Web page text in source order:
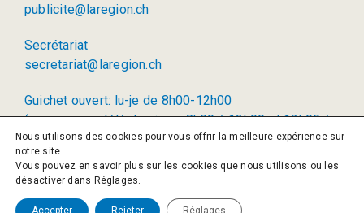
publicite@laregion.ch
Secrétariat
secretariat@laregion.ch
Guichet ouvert: lu-je de 8h00-12h00
(permanence téléphonique: 8h00 à 12h00 et 13h00 à
17h00)
© 2026 La Région SA
Nous utilisons des cookies pour vous offrir la meilleure expérience sur
notre site.
Vous pouvez en savoir plus sur les cookies que nous utilisons ou les
désactiver dans Réglages.
Accepter Rejeter Réglages